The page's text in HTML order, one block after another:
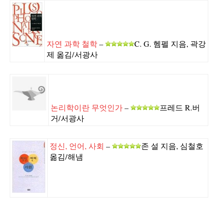
자연 과학 철학–
C. G. 헴펠 지음, 곽강
제 옮김/서광사
논리학이란 무엇인가–
프레드 R.버
거/서광사
정신, 언어, 사회 –
존 설 지음, 심철호
옮김/해냄